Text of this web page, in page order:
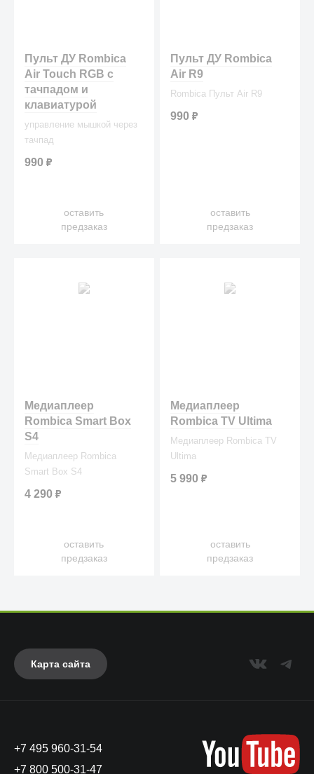
Пульт ДУ Rombica
Air Touch RGB с
тачпадом и
клавиатурой
управление мышкой через
тачпад
990₽
оставить
предзаказ
Пульт ДУ Rombica
Air R9
Rombica Пульт Air R9
990₽
оставить
предзаказ
Медиаплеер
Rombica Smart Box
S4
Медиаплеер Rombica
Smart Box S4
4 290₽
оставить
предзаказ
Медиаплеер
Rombica TV Ultima
Медиаплеер Rombica TV
Ultima
5 990₽
оставить
предзаказ
Карта сайта
+7 495 960-31-54
+7 800 500-31-47